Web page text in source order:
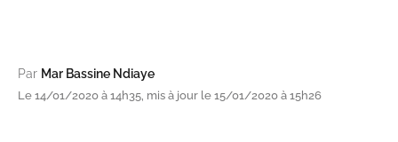
Par Mar Bassine Ndiaye
Le 14/01/2020 à 14h35, mis à jour le 15/01/2020 à 15h26